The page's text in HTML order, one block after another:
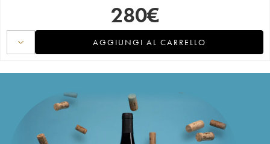
280€
AGGIUNGI AL CARRELLO